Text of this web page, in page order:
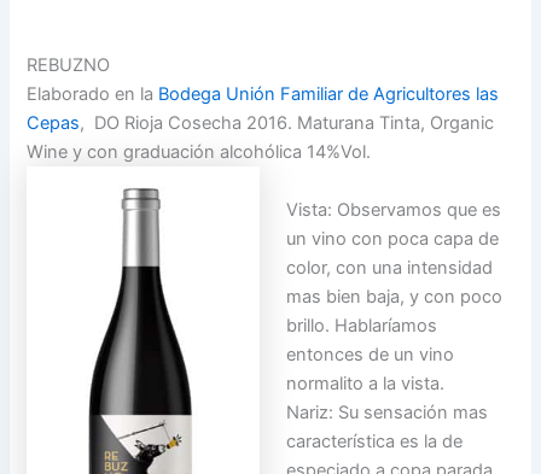
REBUZNO
Elaborado en la Bodega Unión Familiar de Agricultores las
Cepas, DO Rioja Cosecha 2016. Maturana Tinta, Organic
Wine y con graduación alcohólica 14%Vol.
Vista: Observamos que es
un vino con poca capa de
color, con una intensidad
mas bien baja, y con poco
brillo. Hablaríamos
entonces de un vino
normalito a la vista.
Nariz: Su sensación mas
característica es la de